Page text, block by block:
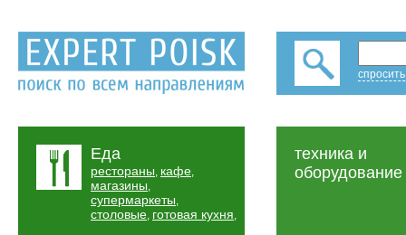
Еда
рестораны, кафе,
магазины,
супермаркеты,
столовые, готовая кухня,
техника и
оборудование